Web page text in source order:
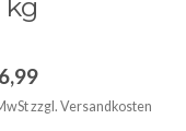
kg
zzgl. Versandkosten